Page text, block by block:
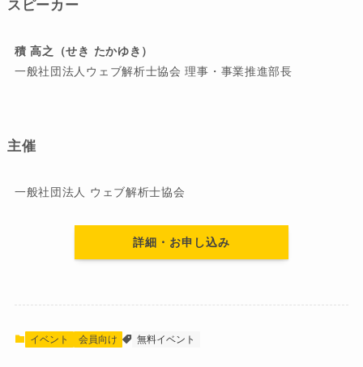
スピーカー
積 高之（せき たかゆき）
一般社団法人ウェブ解析士協会 理事・事業推進部長
主催
一般社団法人 ウェブ解析士協会
詳細・お申し込み
イベント 会員向け 無料イベント